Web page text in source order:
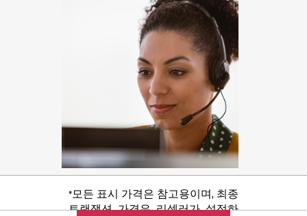
*모든 표시 가격은 참고용이며, 최종
트랜잭션 가격은 리셀러가 설정하